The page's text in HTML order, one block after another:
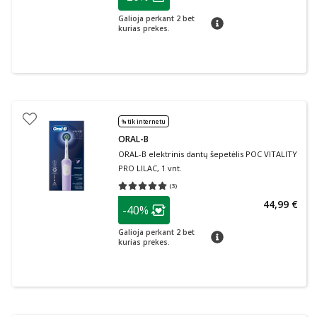
Lojalumo klubo narių nuolaida
Galioja perkant 2 bet
kurias prekes.
patarimas
% tik internetu
ORAL-B
ORAL-B elektrinis dantų šepetėlis POC VITALITY
PRO LILAC, 1 vnt.
(3)
Vidutinis įvertinimas 5.00
patarimas
Lojalumo klubo narių nuolaida
-40%
Galioja perkant 2 bet
kurias prekes.
patarimas
44,99 €